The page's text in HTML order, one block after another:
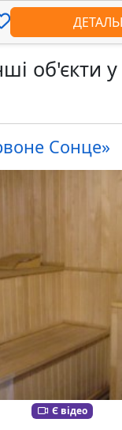
об'єкти
Є відео
Сонце»